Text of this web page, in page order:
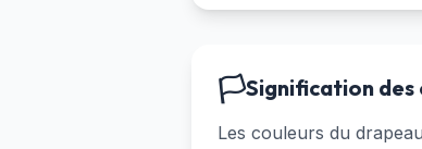
🏳️Signification des
Les couleurs du